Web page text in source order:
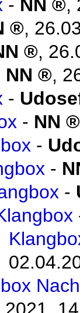
- NN ,
,
,
NN ,
-
- NN
-
-
-